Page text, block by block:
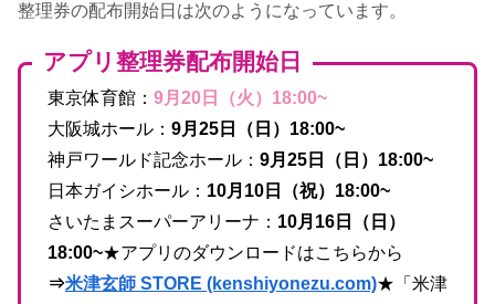
整理券の配布開始日は次のようになっています。
アプリ整理券配布開始日
東京体育館： 9月20日（火）18:00~
大阪城ホール： 9月25日（日）18:00~
神戸ワールド記念ホール： 9月25日（日）18:00~
日本ガイシホール： 10月10日（祝）18:00~
さいたまスーパーアリーナ： 10月16日（日）
18:00~★アプリのダウンロードはこちらから
⇒米津玄師 STORE (kenshiyonezu.com)★「米津